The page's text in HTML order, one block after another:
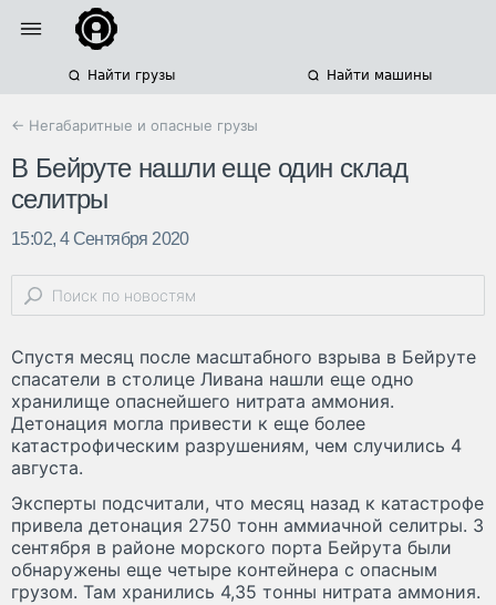
Найти грузы Найти машины
← Негабаритные и опасные грузы
В Бейруте нашли еще один склад
селитры
15:02, 4 Сентября 2020
Спустя месяц после масштабного взрыва в Бейруте
спасатели в столице Ливана нашли еще одно
хранилище опаснейшего нитрата аммония.
Детонация могла привести к еще более
катастрофическим разрушениям, чем случились 4
августа.
Эксперты подсчитали, что месяц назад к катастрофе
привела детонация 2750 тонн аммиачной селитры. 3
сентября в районе морского порта Бейрута были
обнаружены еще четыре контейнера с опасным
грузом. Там хранились 4,35 тонны нитрата аммония.